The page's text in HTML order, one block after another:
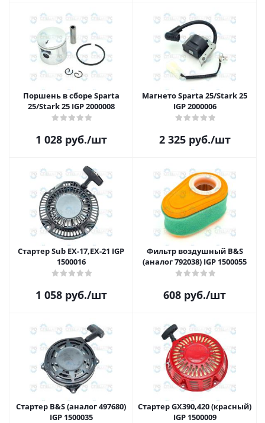
Поршень в сборе Sparta
25/Stark 25 IGP 2000008
1 028руб./шт
Магнето Sparta 25/Stark 25
IGP 2000006
2 325руб./шт
Стартер Sub EX-17,EX-21 IGP
1500016
1 058руб./шт
Фильтр воздушный B&S
(аналог 792038) IGP 1500055
608 руб./шт
Стартер B&S (аналог 497680)
IGP 1500035
Стартер GX390,420 (красный)
IGP 1500009